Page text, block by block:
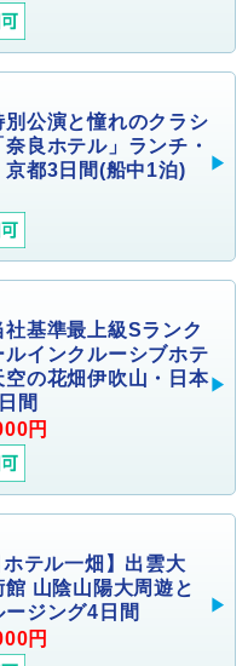
別公演と憧れのクラシ
良ホテル」ランチ・
京都3日間(船中1泊)
基準最上級Sランク
ルインクルーシブホテ
空の花畑伊吹山・日本
間
円
ホテル一畑】出雲大
山陰山陽大周遊と
ジング4日間
円